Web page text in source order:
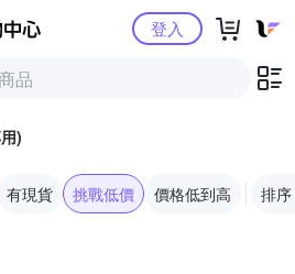
Yahoo購物中心登入
)
有現貨 挑戰低價 價格低到高 排序